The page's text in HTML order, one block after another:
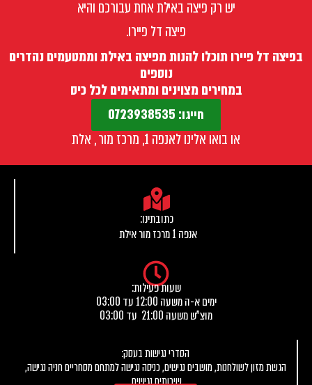
יש רק פיצה באילת אחת עבורכם והיא
פיצה דל פיירו.
בפיצה דל פיירו תוכלו להנות מפיצה באילת וממטעמים נהדרים
נוספים
במחירים מצוינים ומתאימים לכל כיס
חייגו: 0723938535
או בואו אלינו לאנפה 1, מרכז מור , אלת
כתובתינו:
אנפה 1 מרכז מור אילת
שעות פעילות:
ימים א-ה משעה 12:00 עד 03:00
מוצ"ש משעה 21:00 עד 03:00
הסדרי נגישות בעסק:
הגשת מזון לשולחנות, מושבים נגישים, כניסה נגישה למתחם מסחריים חניה נגישה,
שירותים נגישים.